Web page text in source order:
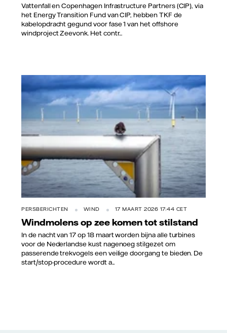
Vattenfall en Copenhagen Infrastructure Partners (CIP), via
het Energy Transition Fund van CIP, hebben TKF de
kabelopdracht gegund voor fase 1 van het offshore
windproject Zeevonk. Het contr...
Charles Walker/Vattenfall
PERSBERICHTEN WIND 17 MAART 2026 17:44 CET
Windmolens op zee komen tot stilstand
In de nacht van 17 op 18 maart worden bijna alle turbines
voor de Nederlandse kust nagenoeg stilgezet om
passerende trekvogels een veilige doorgang te bieden. De
start/stop-procedure wordt a...